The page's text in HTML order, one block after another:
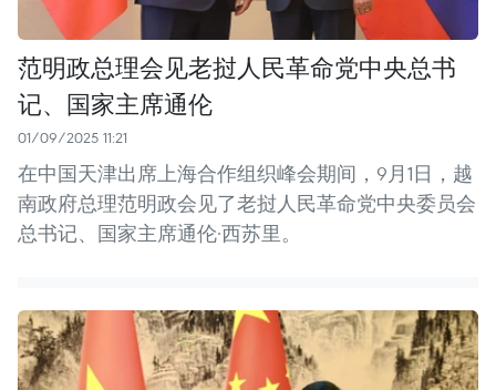
范明政总理会见老挝人民革命党中央总书
记、国家主席通伦
01/09/2025 11:21
在中国天津出席上海合作组织峰会期间，9月1日，越
南政府总理范明政会见了老挝人民革命党中央委员会
总书记、国家主席通伦·西苏里。